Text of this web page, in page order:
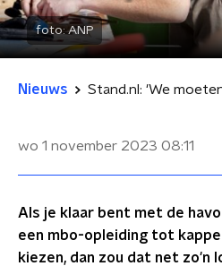
foto:ANP
Nieuws
wo 1 november 2023 08:11
Als je klaar bent met de
een mbo-opleiding tot
kiezen, dan zou dat net zo'n